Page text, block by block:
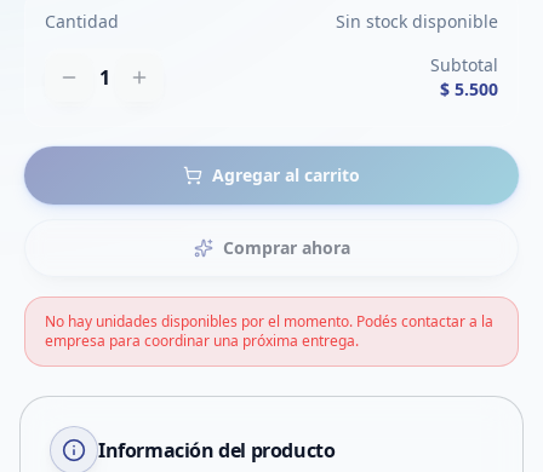
Cantidad Sin stock disponible
1
Subtotal
$ 5.500
Agregar al carrito
Comprar ahora
No hay unidades disponibles por el momento. Podés contactar a la
empresa para coordinar una próxima entrega.
Información del producto